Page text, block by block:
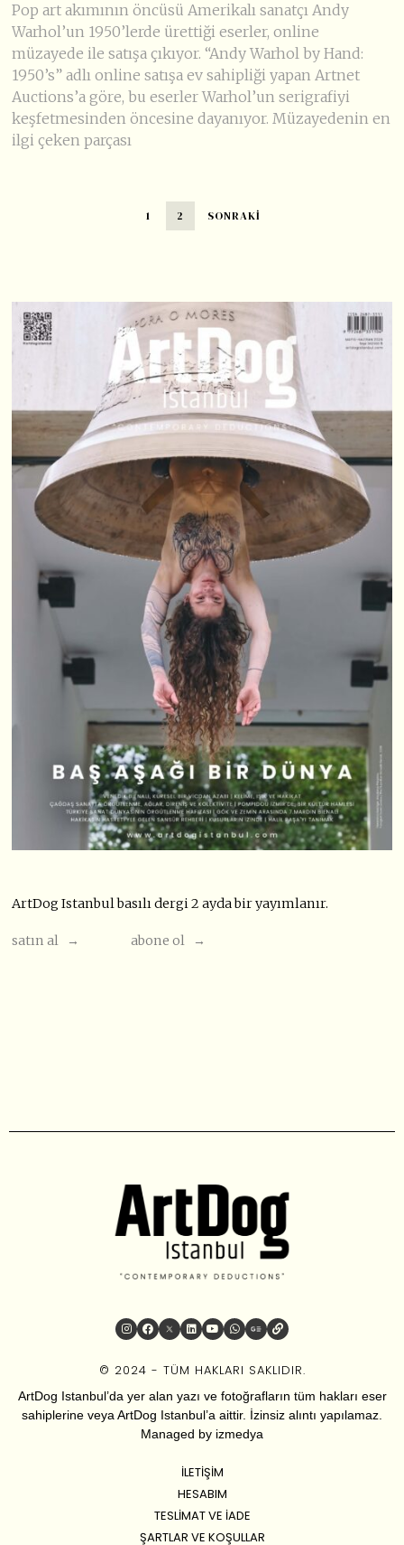
Pop art akımının öncüsü Amerikalı sanatçı Andy
Warhol’un 1950’lerde ürettiği eserler, online
müzayede ile satışa çıkıyor. “Andy Warhol by Hand:
1950’s” adlı online satışa ev sahipliği yapan Artnet
Auctions’a göre, bu eserler Warhol’un serigrafiyi
keşfetmesinden öncesine dayanıyor. Müzayedenin en
ilgi çeken parçası
1 2 SONRAKI
ArtDog Istanbul basılı dergi 2 ayda bir yayımlanır.
satın al → abone ol →
© 2024 - TÜM HAKLARI SAKLIDIR.
ArtDog Istanbul’da yer alan yazı ve fotoğrafların tüm hakları eser
sahiplerine veya ArtDog Istanbul’a aittir. İzinsiz alıntı yapılamaz.
Managed by izmedya
İLETIŞIM
HESABIM
TESLIMAT VE İADE
ŞARTLAR VE KOŞULLAR